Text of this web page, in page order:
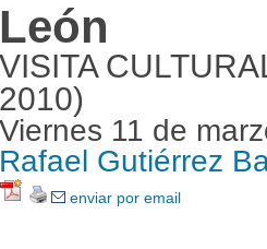
León
VISITA
2010)
Viernes 11 de
Rafael Gutiérrez
enviar por email